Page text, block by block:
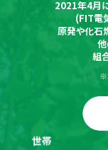
2021年4月
(FIT電
原発や化石
組
※